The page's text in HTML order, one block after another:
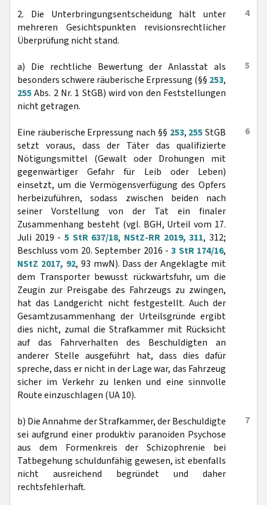
4
2. Die Unterbringungsentscheidung hält unter
mehreren Gesichtspunkten revisionsrechtlicher
Überprüfung nicht stand.
5
a) Die rechtliche Bewertung der Anlasstat als
besonders schwere räuberische Erpressung (§§ 253,
255Abs. 2 Nr. 1 StGB) wird von den Feststellungen
nicht getragen.
6
Eine räuberische Erpressung nach §§ 253, 255StGB
setzt voraus, dass der Täter das qualifizierte
Nötigungsmittel (Gewalt oder Drohungen mit
gegenwärtiger Gefahr für Leib oder Leben)
einsetzt, um die Vermögensverfügung des Opfers
herbeizuführen, sodass zwischen beiden nach
seiner Vorstellung von der Tat ein finaler
Zusammenhang besteht (vgl. BGH, Urteil vom 17.
Juli 2019 - 5 StR 637/18, NStZ-RR 2019, 311, 312;
Beschluss vom 20. September 2016 -3 StR 174/16,
NStZ 2017, 92, 93 mwN). Dass der Angeklagte mit
dem Transporter bewusst rückwärtsfuhr, um die
Zeugin zur Preisgabe des Fahrzeugs zu zwingen,
hat das Landgericht nicht festgestellt. Auch der
Gesamtzusammenhang der Urteilsgründe ergibt
dies nicht, zumal die Strafkammer mit Rücksicht
auf das Fahrverhalten des Beschuldigten an
anderer Stelle ausgeführt hat, dass dies dafür
spreche, dass er nicht in der Lage war, das Fahrzeug
sicher im Verkehr zu lenken und eine sinnvolle
Route einzuschlagen (UA 10).
7
b) Die Annahme der Strafkammer, der Beschuldigte
sei aufgrund einer produktiv paranoiden Psychose
aus dem Formenkreis der Schizophrenie bei
Tatbegehung schuldunfähig gewesen, ist ebenfalls
nicht ausreichend begründet und daher
rechtsfehlerhaft.